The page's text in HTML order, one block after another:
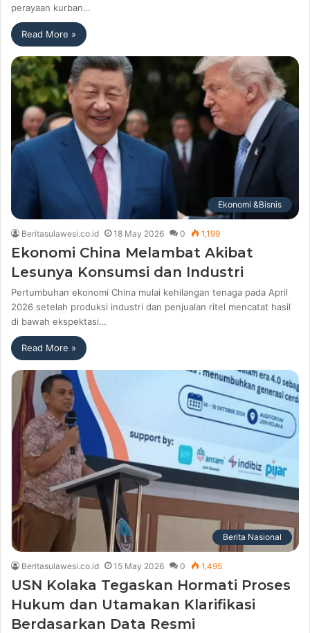
perayaan kurban…
Read More »
Ekonomi &Bisnis
Beritasulawesi.co.id 18 May 2026 0 1,199
Ekonomi China Melambat Akibat
Lesunya Konsumsi dan Industri
Pertumbuhan ekonomi China mulai kehilangan tenaga pada April
2026 setelah produksi industri dan penjualan ritel mencatat hasil
di bawah ekspektasi…
Read More »
Berita Nasional
Beritasulawesi.co.id 15 May 2026 0 1,495
USN Kolaka Tegaskan Hormati Proses
Hukum dan Utamakan Klarifikasi
Berdasarkan Data Resmi